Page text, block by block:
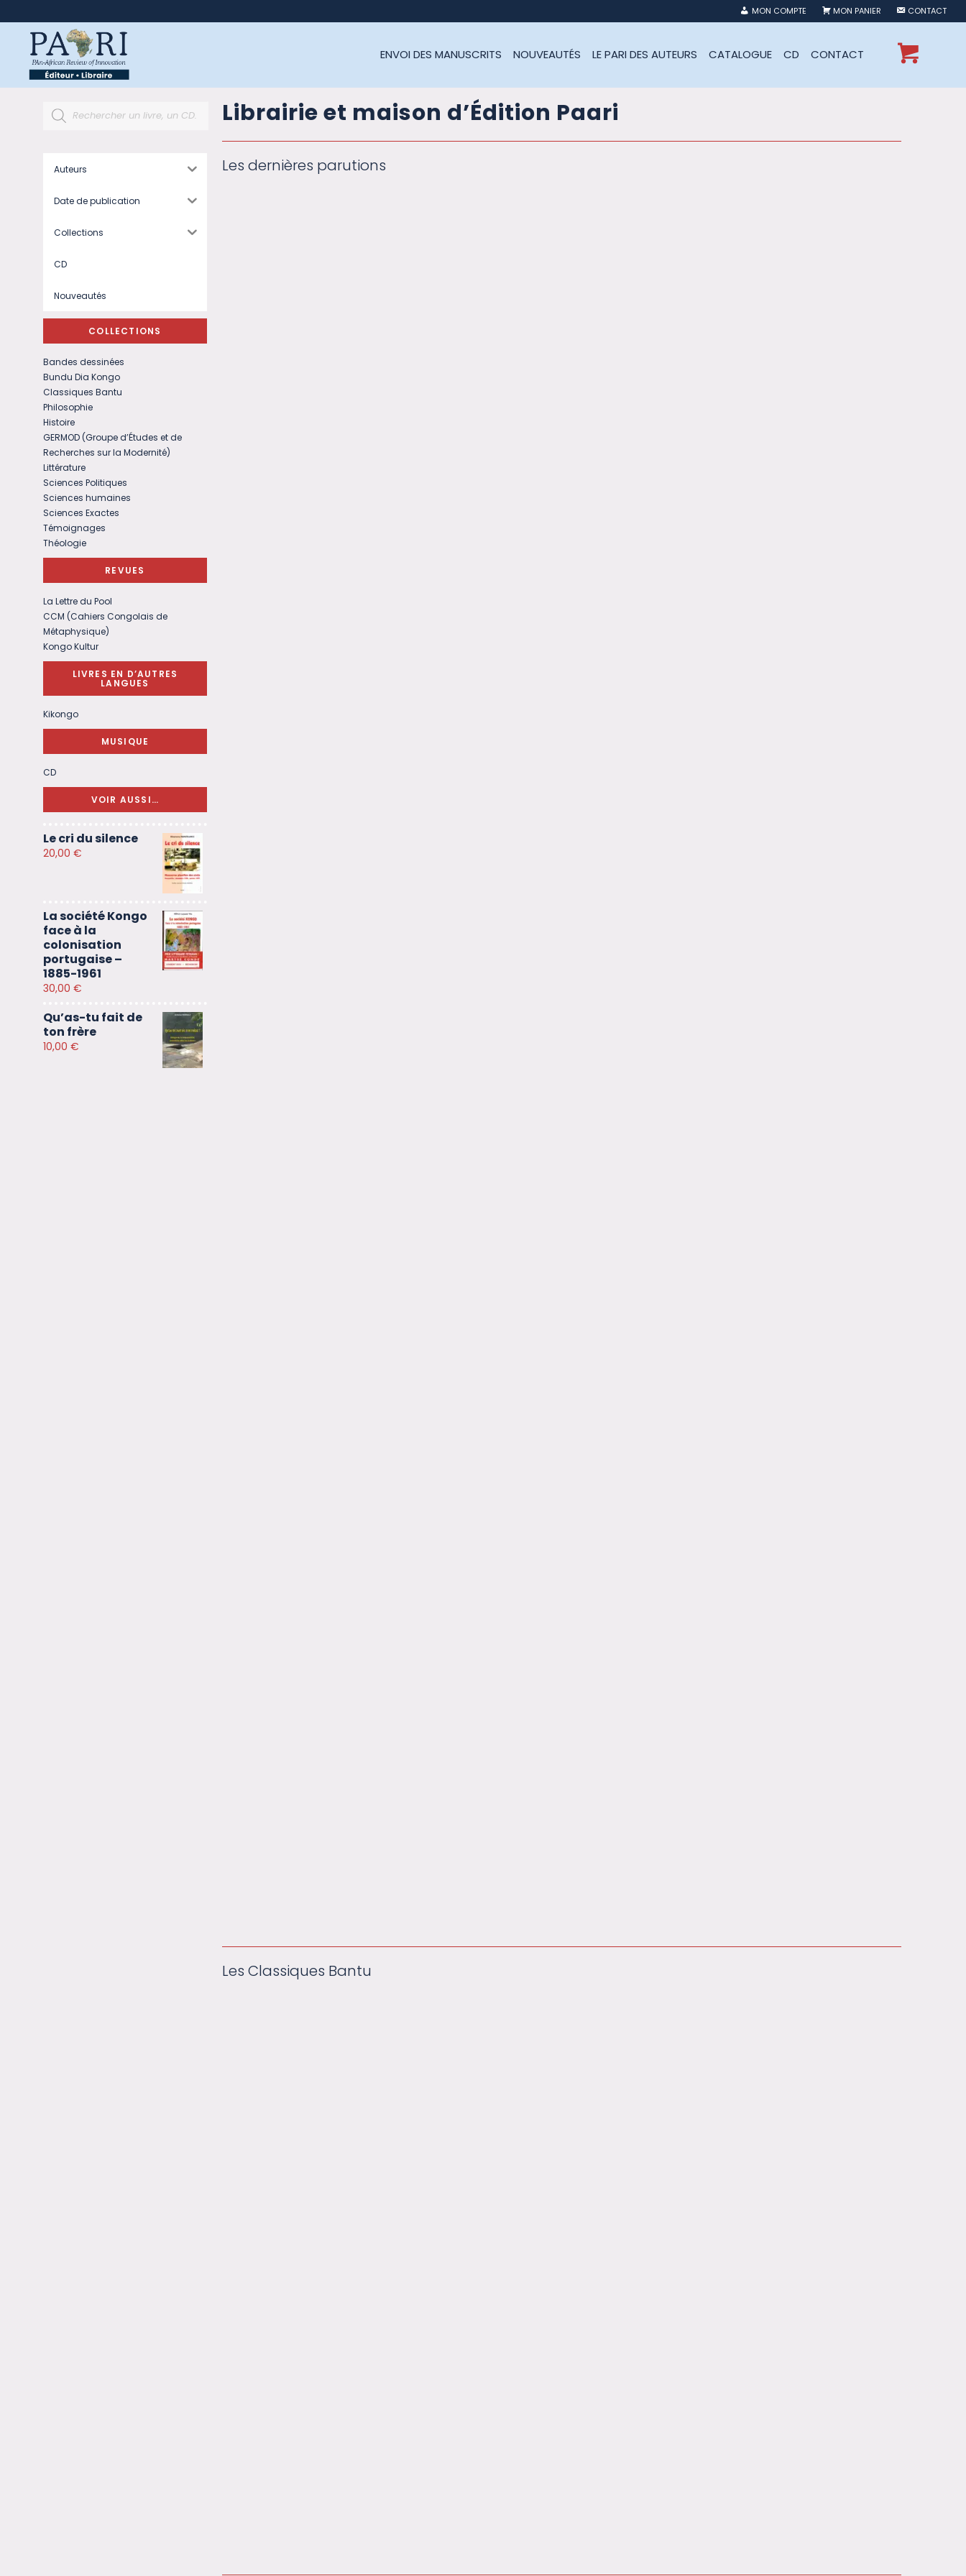
MON COMPTE MON PANIER CONTACT
ENVOI DES MANUSCRITS NOUVEAUTÉS LE PARI DES AUTEURS CATALOGUE CD CONTACT
Librairie et maison d’Édition Paari
Les dernières parutions
Les Classiques Bantu
Auteurs
Date de publication
Collections
CD
Nouveautés
COLLECTIONS
Bandes dessinées
Bundu Dia Kongo
Classiques Bantu
Philosophie
Histoire
GERMOD (Groupe d’Études et de
Recherches sur la Modernité)
Littérature
Sciences Politiques
Sciences humaines
Sciences Exactes
Témoignages
Théologie
REVUES
La Lettre du Pool
CCM (Cahiers Congolais de
Métaphysique)
Kongo Kultur
LIVRES EN D’AUTRES
LANGUES
Kikongo
MUSIQUE
CD
VOIR AUSSI…
Le cri du silence
20,00 €
La société Kongo
face à la
colonisation
portugaise –
1885-1961
30,00 €
Qu’as-tu fait de
ton frère
10,00 €